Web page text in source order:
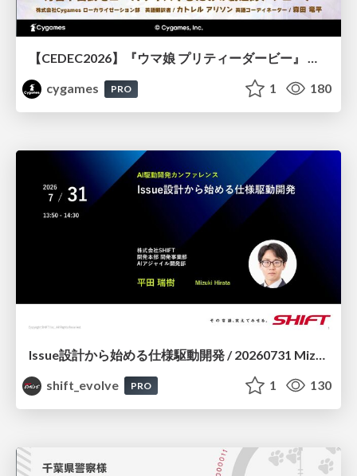
【CEDEC2026】『ウマ娘 プリティーダービー』 英語版のキャラクターの方言や口調をローカライズするための創造的アプローチ
cygames
PRO 1 180
shift_evolve
PRO 1 130